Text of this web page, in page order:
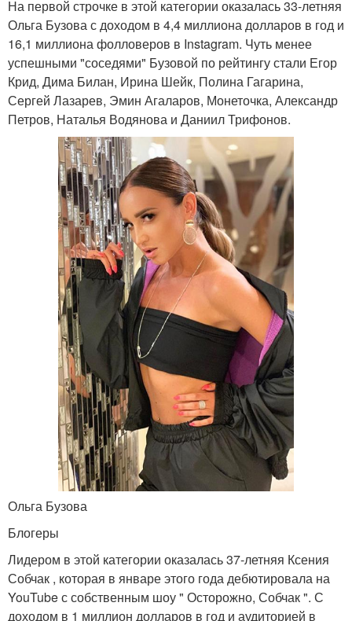
На первой строчке в этой категории оказалась 33-летняя
Ольга Бузова с доходом в 4,4 миллиона долларов в год и
16,1 миллиона фолловеров в Instagram. Чуть менее
успешными "соседями" Бузовой по рейтингу стали Егор
Крид, Дима Билан, Ирина Шейк, Полина Гагарина,
Сергей Лазарев, Эмин Агаларов, Монеточка, Александр
Петров, Наталья Водянова и Даниил Трифонов.
Ольга Бузова
Блогеры
Лидером в этой категории оказалась 37-летняя Ксения
Собчак , которая в январе этого года дебютировала на
YouTube с собственным шоу " Осторожно, Собчак ". С
доходом в 1 миллион долларов в год и аудиторией в